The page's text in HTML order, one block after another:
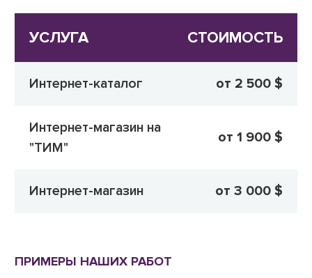
УСЛУГА СТОИМОСТЬ
Интернет-каталог от 2 500 $
Интернет-магазин на
"ТИМ"
от 1 900 $
Интернет-магазин от 3 000 $
ПРИМЕРЫ НАШИХ РАБОТ